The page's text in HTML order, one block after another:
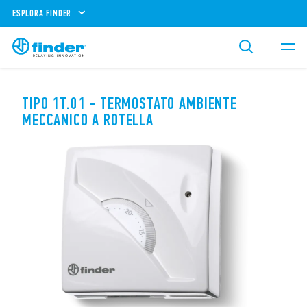
ESPLORA FINDER
TIPO 1T.01 - TERMOSTATO AMBIENTE
MECCANICO A ROTELLA